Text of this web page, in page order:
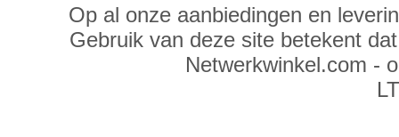
Op al onze aanbiedingen en
Gebruik van deze site betekent
Netwerkwinkel.com -